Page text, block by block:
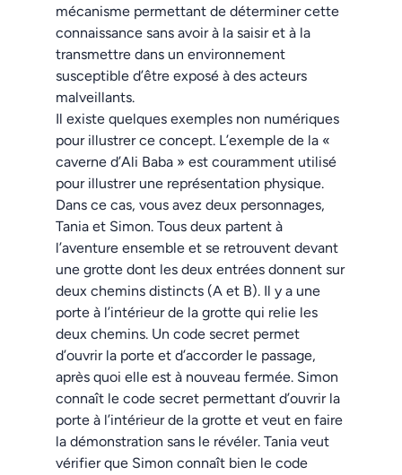
mécanisme permettant de déterminer cette
connaissance sans avoir à la saisir et à la
transmettre dans un environnement
susceptible d’être exposé à des acteurs
malveillants.
Il existe quelques exemples non numériques
pour illustrer ce concept. L’exemple de la «
caverne d’Ali Baba » est couramment utilisé
pour illustrer une représentation physique.
Dans ce cas, vous avez deux personnages,
Tania et Simon. Tous deux partent à
l’aventure ensemble et se retrouvent devant
une grotte dont les deux entrées donnent sur
deux chemins distincts (A et B). Il y a une
porte à l’intérieur de la grotte qui relie les
deux chemins. Un code secret permet
d’ouvrir la porte et d’accorder le passage,
après quoi elle est à nouveau fermée. Simon
connaît le code secret permettant d’ouvrir la
porte à l’intérieur de la grotte et veut en faire
la démonstration sans le révéler. Tania veut
vérifier que Simon connaît bien le code